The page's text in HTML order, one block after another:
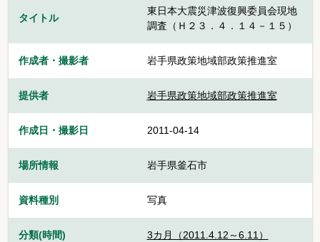
タイトル
東日本大震災津波復興委員会現地
調査（Ｈ２３．４．１４－１５）
作成者・撮影者 岩手県政策地域部政策推進室
提供者 岩手県政策地域部政策推進室
作成日・撮影日 2011-04-14
場所情報 岩手県釜石市
資料種別 写真
分類(時間) 3カ月（2011.4.12～6.11）